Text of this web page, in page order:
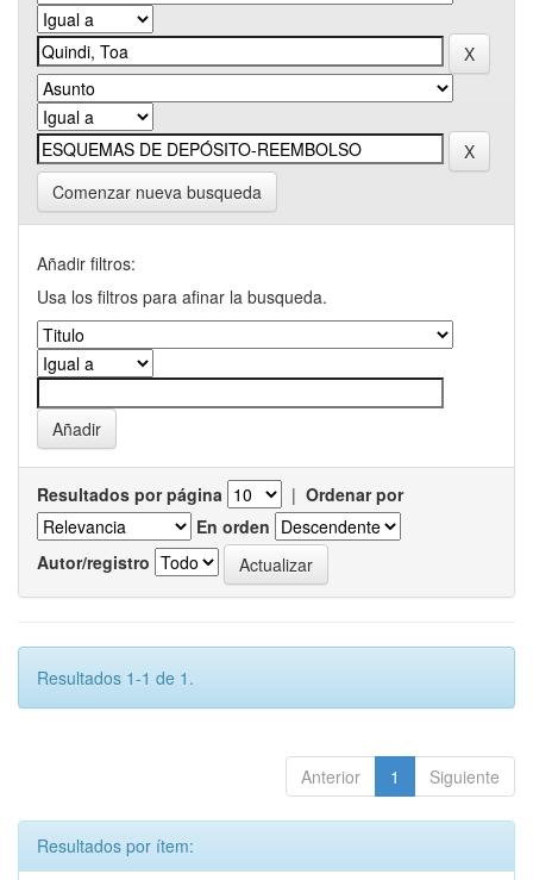
Comenzar nueva busqueda
Añadir filtros:
Usa los filtros para afinar la busqueda.
Resultados por página | Ordenar por
En orden
Autor/registro
Resultados 1-1 de 1.
Anterior 1 Siguiente
Resultados por ítem: